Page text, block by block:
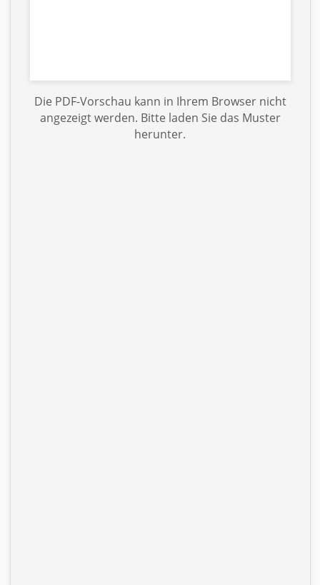
Die PDF-Vorschau kann in Ihrem Browser nicht
angezeigt werden. Bitte laden Sie das Muster
herunter.